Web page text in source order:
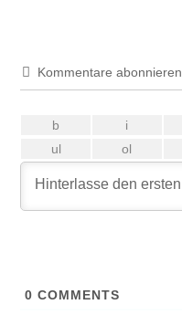
Kommentare abonnieren
0 COMMENTS